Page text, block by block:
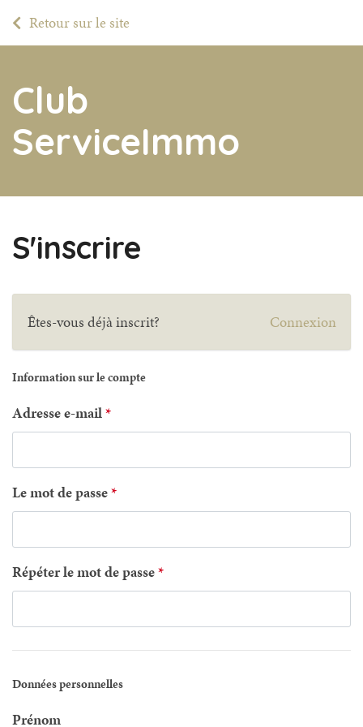
Retour sur le site
Club
ServiceImmo
S'inscrire
Êtes-vous déjà inscrit? Connexion
Information sur le compte
Adresse e-mail
Le mot de passe
Répéter le mot de passe
Données personnelles
Prénom